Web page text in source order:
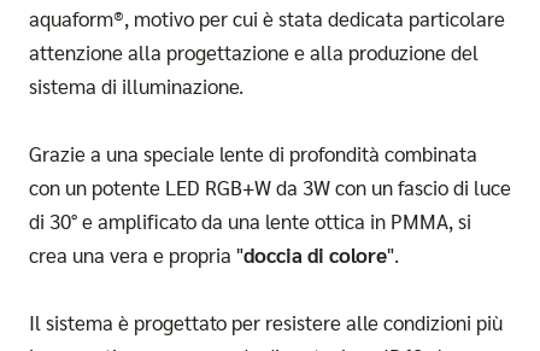
aquaform®, motivo per cui è stata dedicata particolare
attenzione alla progettazione e alla produzione del
sistema di illuminazione.
Grazie a una speciale lente di profondità combinata
con un potente LED RGB+W da 3W con un fascio di luce
di 30° e amplificato da una lente ottica in PMMA, si
crea una vera e propria "doccia di colore".
Il sistema è progettato per resistere alle condizioni più